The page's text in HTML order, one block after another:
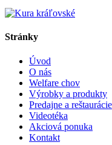
Stránky
Úvod
O nás
Welfare chov
Výrobky a produkty
Predajne a reštaurácie
Videotéka
Akciová ponuka
Kontakt